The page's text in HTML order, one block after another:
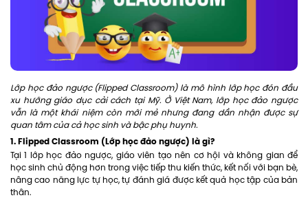
Lớp học đảo ngược (Flipped Classroom) là mô hình lớp học đón đầu
xu hướng giáo dục cải cách tại Mỹ. Ở Việt Nam, lớp học đảo ngược
vẫn là một khái niệm còn mới mẻ nhưng đang dần nhận được sự
quan tâm của cả học sinh và bậc phụ huynh.
1. Flipped Classroom (Lớp học đảo ngược) là gì?
Tại 1 lớp học đảo ngược, giáo viên tạo nên cơ hội và không gian để
học sinh chủ động hơn trong việc tiếp thu kiến thức, kết nối với bạn bè,
nâng cao năng lực tự học, tự đánh giá được kết quả học tập của bản
thân.